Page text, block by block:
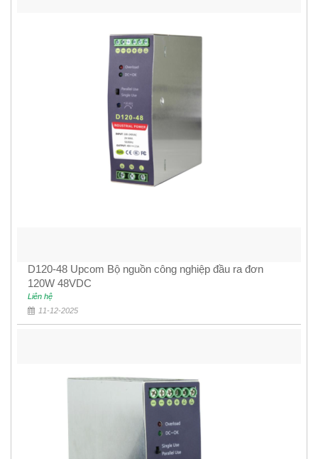
D120-48 Upcom Bộ nguồn công nghiệp đầu ra đơn
120W 48VDC
Liên hệ
11-12-2025